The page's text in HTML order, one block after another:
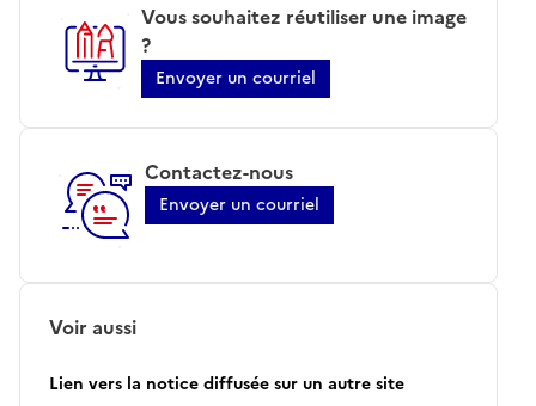
Vous souhaitez réutiliser une image
?
Envoyer un courriel
Contactez-nous
Envoyer un courriel
Voir aussi
Lien vers la notice diffusée sur un autre site